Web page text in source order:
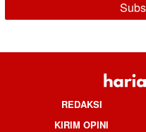
REDAKSI
KIRIM OPINI